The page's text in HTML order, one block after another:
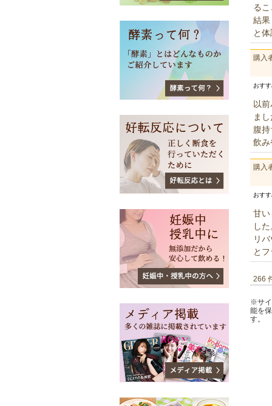
る
結果
と
購入
おす
以
ま
腹
飲み
購入
おす
甘い
し
リ
と
266
※サイ
能を
す。